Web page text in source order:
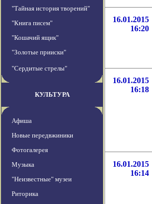
"Тайная история творений"
"Книга писем"
"Кошачий ящик"
"Золотые прииски"
"Сердитые стрелы"
КУЛЬТУРА
Афиша
Новые передвжиники
Фотогалерея
Музыка
"Неизвестные" музеи
Риторика
16.01.2015
16:20
16.01.2015
16:18
16.01.2015
16:14